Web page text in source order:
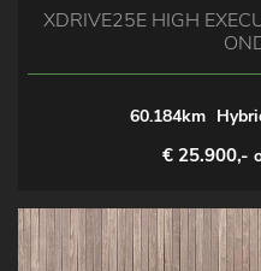
XDRIVE25E HIGH
60.184km
€ 25.900,-